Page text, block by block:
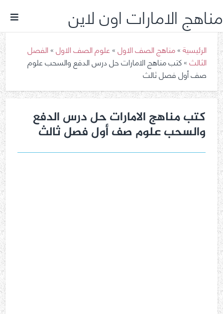
مناهج الامارات اون لاين
الرئيسية»مناهج الصف الاول»علوم الصف الاول»الفصل
الثالث»كتب مناهج الامارات حل درس الدفع والسحب علوم
صف أول فصل ثالث
كتب مناهج الامارات حل درس الدفع
والسحب علوم صف أول فصل ثالث